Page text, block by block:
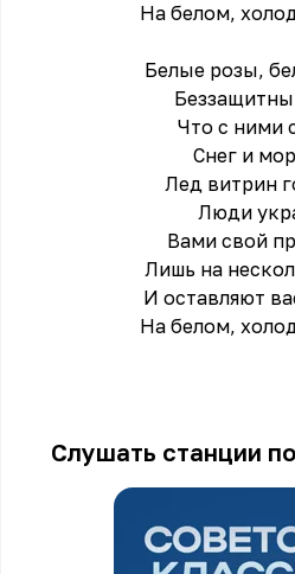
На белом,
Белые pозы,
Что с ними
Снег и
Лед витpин
Люди
Вами свой
Лишь на
И оставляют
На белом,
Слушать станции